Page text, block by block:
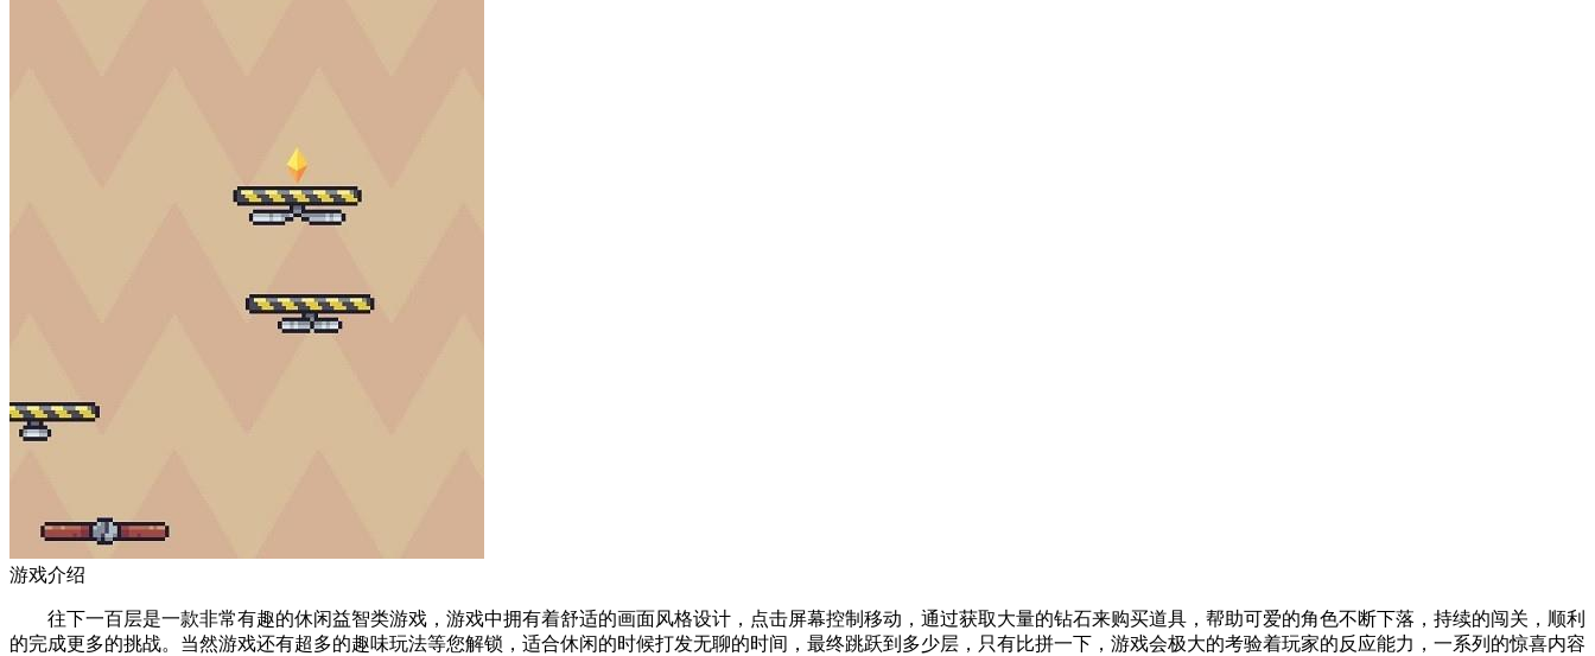
游戏介绍
往下一百层是一款非常有趣的休闲益智类游戏，游戏中拥有着舒适的画面风格设计，点击屏幕控制移动，通过获取大量的钻石来购买道具，帮助可爱的角色不断下落，持续的闯关，顺利
的完成更多的挑战。当然游戏还有超多的趣味玩法等您解锁，适合休闲的时候打发无聊的时间，最终跳跃到多少层，只有比拼一下，游戏会极大的考验着玩家的反应能力，一系列的惊喜内容